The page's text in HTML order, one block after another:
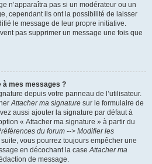
n’apparaîtra pas si un modérateur ou un
cependant ils ont la possibilité de laisser
le message de leur propre initiative.
pas supprimer un message une fois que
à mes messages ?
depuis votre panneau de l’utilisateur.
Attacher ma signature sur le formulaire de
aussi ajouter la signature par défaut à
« Attacher ma signature » à partir du
du forum --> Modifier les
vous pourrez toujours empêcher une
en décochant la caseAttacher ma
de message.